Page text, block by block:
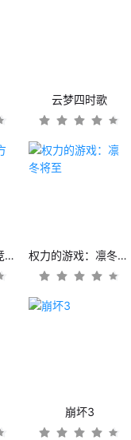
云梦四时歌
跑跑卡丁车官方竞速版 权力的游戏：凛冬将至
崩坏3